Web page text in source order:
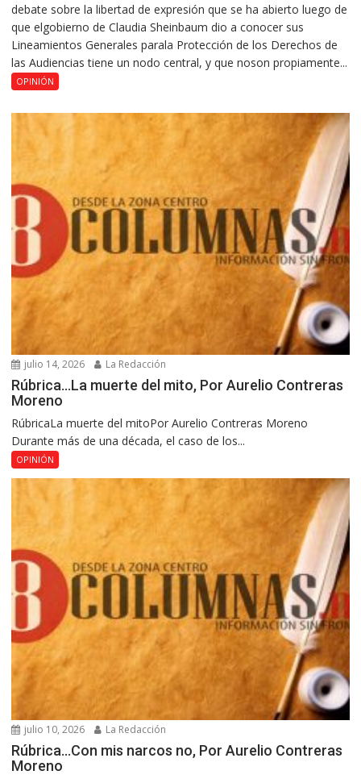
debate sobre la libertad de expresión que se ha abierto luego de
que elgobierno de Claudia Sheinbaum dio a conocer sus
Lineamientos Generales parala Protección de los Derechos de
las Audiencias tiene un nodo central, y que noson propiamente...
OPINIÓN
julio 14, 2026 La Redacción
Rúbrica…La muerte del mito, Por Aurelio Contreras
Moreno
RúbricaLa muerte del mitoPor Aurelio Contreras Moreno
Durante más de una década, el caso de los...
OPINIÓN
julio 10, 2026 La Redacción
Rúbrica…Con mis narcos no, Por Aurelio Contreras
Moreno